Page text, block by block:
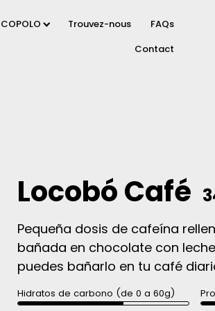
Trouvez-nous
FAQs
Contact
Locobó Café
Pequeña dosis de cafeína
bañada en chocolate con
puedes bañarlo en tu café
Hidratos de carbono (de 0 a 60g)